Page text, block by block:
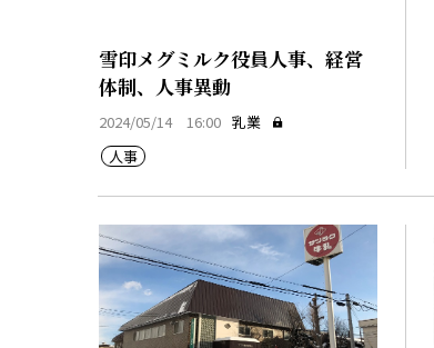
雪印メグミルク役員人事、経営
体制、人事異動
2024/05/14 16:00 乳業
人事